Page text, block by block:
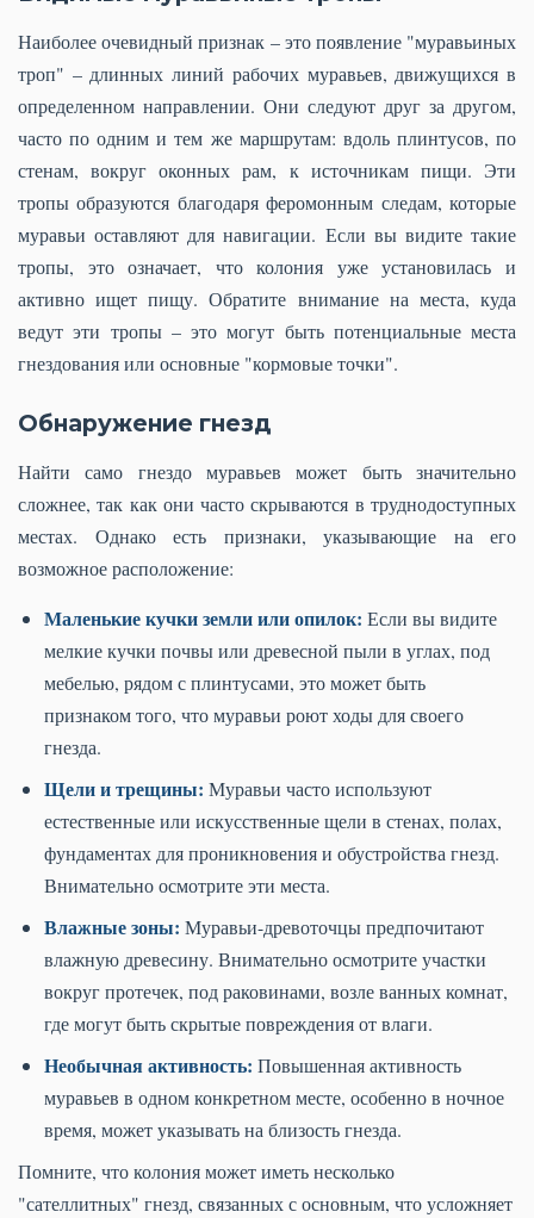
Наиболее очевидный признак – это появление "муравьиных
троп" – длинных линий рабочих муравьев, движущихся в
определенном направлении. Они следуют друг за другом,
часто по одним и тем же маршрутам: вдоль плинтусов, по
стенам, вокруг оконных рам, к источникам пищи. Эти
тропы образуются благодаря феромонным следам, которые
муравьи оставляют для навигации. Если вы видите такие
тропы, это означает, что колония уже установилась и
активно ищет пищу. Обратите внимание на места, куда
ведут эти тропы – это могут быть потенциальные места
гнездования или основные "кормовые точки".
Обнаружение гнезд
Найти само гнездо муравьев может быть значительно
сложнее, так как они часто скрываются в труднодоступных
местах. Однако есть признаки, указывающие на его
возможное расположение:
Маленькие кучки земли или опилок: Если вы видите
мелкие кучки почвы или древесной пыли в углах, под
мебелью, рядом с плинтусами, это может быть
признаком того, что муравьи роют ходы для своего
гнезда.
Щели и трещины: Муравьи часто используют
естественные или искусственные щели в стенах, полах,
фундаментах для проникновения и обустройства гнезд.
Внимательно осмотрите эти места.
Влажные зоны: Муравьи-древоточцы предпочитают
влажную древесину. Внимательно осмотрите участки
вокруг протечек, под раковинами, возле ванных комнат,
где могут быть скрытые повреждения от влаги.
Необычная активность: Повышенная активность
муравьев в одном конкретном месте, особенно в ночное
время, может указывать на близость гнезда.
Помните, что колония может иметь несколько
"сателлитных" гнезд, связанных с основным, что усложняет